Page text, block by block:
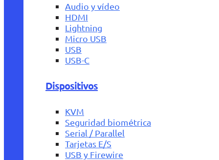
Audio y vídeo
HDMI
Lightning
Micro USB
USB
USB-C
Dispositivos
KVM
Seguridad biométrica
Serial / Parallel
Tarjetas E/S
USB y Firewire